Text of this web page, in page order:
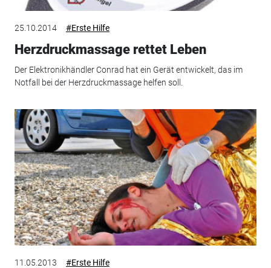
25.10.2014 #Erste Hilfe
Herzdruckmassage rettet Leben
Der Elektronikhändler Conrad hat ein Gerät entwickelt, das im
Notfall bei der Herzdruckmassage helfen soll.
11.05.2013 #Erste Hilfe